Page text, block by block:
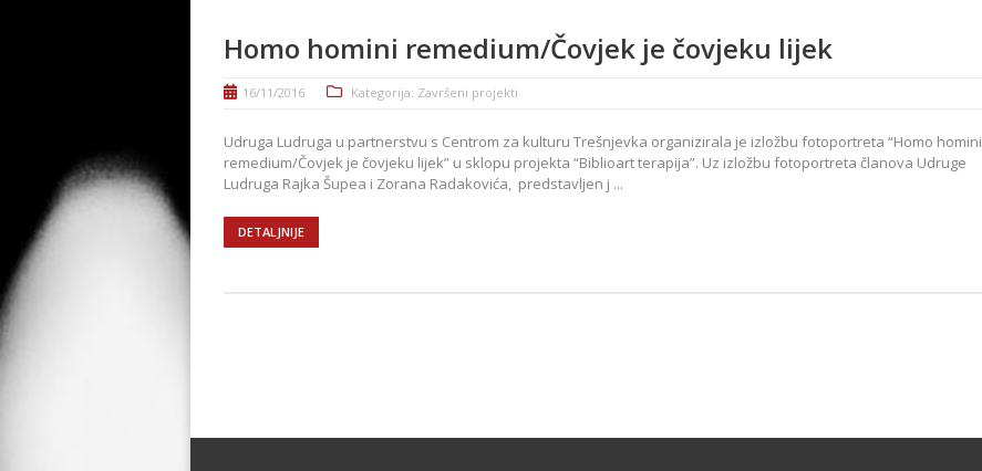
Homo homini remedium/Čovjek je čovjeku lijek
16/11/2016 Kategorija: Završeni projekti
Udruga Ludruga u partnerstvu s Centrom za kulturu Trešnjevka organizirala je izložbu fotoportreta “Homo homini
remedium/Čovjek je čovjeku lijek” u sklopu projekta “Biblioart terapija”. Uz izložbu fotoportreta članova Udruge
Ludruga Rajka Šupea i Zorana Radakovića, predstavljen j ...
DETALJNIJE